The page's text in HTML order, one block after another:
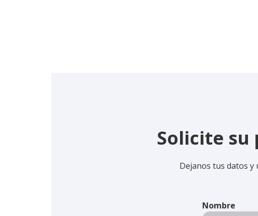
Solicite su
Dejanos tus datos
Nombre